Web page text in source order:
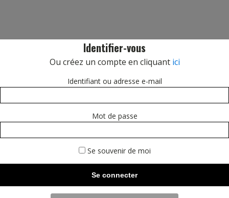
Identifier-vous
Ou créez un compte en cliquant ici
Identifiant ou adresse e-mail
Mot de passe
Se souvenir de moi